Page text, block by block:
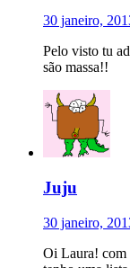
30 janeiro,
Pelo visto tu
são massa!!
Juju
30 janeiro,
Oi Laura! com